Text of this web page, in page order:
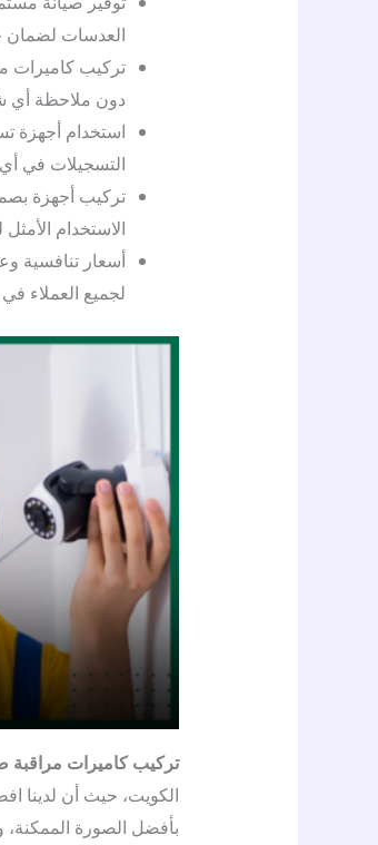
العدسات لضمان
تركيب كاميرات
دون ملاحظة
التسجيلات في
تركيب أجهزة
الاستخدام
أسعار تنافسية
لجميع العملاء
تركيب كاميرات مراقبة
الكويت، حيث أن لدينا
بأفضل الصورة